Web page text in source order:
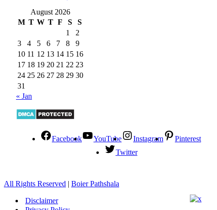
August 2026
M T W T F S
S
1
2
3
4 5 6 7 8
9
10 11 12 13 14 15 16
17 18 19 20 21 22 23
24 25 26 27 28 29 30
31
« Jan
Facebook YouTube Instagram
Pinterest
Twitter
All Rights Reserved | Boier Pathshala
Disclaimer